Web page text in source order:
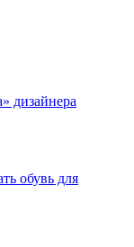
дизайнера
обувь для